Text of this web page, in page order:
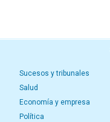
Sucesos y tribunales
Salud
Economía y empresa
Política